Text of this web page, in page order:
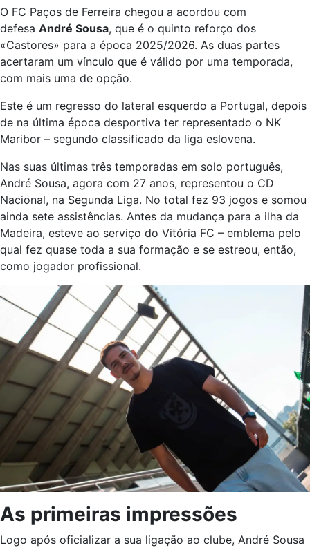
O FC Paços de Ferreira chegou a acordou com
defesa André Sousa, que é o quinto reforço dos
«Castores» para a época 2025/2026. As duas partes
acertaram um vínculo que é válido por uma temporada,
com mais uma de opção.
Este é um regresso do lateral esquerdo a Portugal, depois
de na última época desportiva ter representado o NK
Maribor – segundo classificado da liga eslovena.
Nas suas últimas três temporadas em solo português,
André Sousa, agora com 27 anos, representou o CD
Nacional, na Segunda Liga. No total fez 93 jogos e somou
ainda sete assistências. Antes da mudança para a ilha da
Madeira, esteve ao serviço do Vitória FC – emblema pelo
qual fez quase toda a sua formação e se estreou, então,
como jogador profissional.
As primeiras impressões
Logo após oficializar a sua ligação ao clube, André Sousa